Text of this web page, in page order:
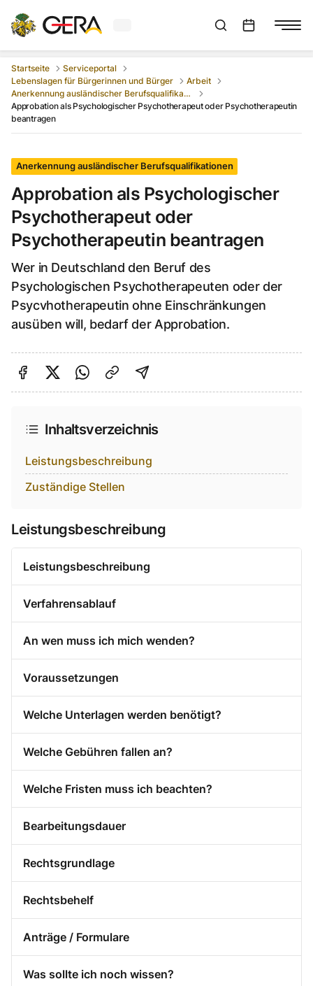
Aktuelles Wetter in GeraSuchleiste anzeigen
Startseite
Serviceportal
Lebenslagen für Bürgerinnen und Bürger
Arbeit
Anerkennung ausländischer Berufsqualifikationen
Approbation als Psychologischer Psychotherapeut oder Psychotherapeutin
beantragen
Anerkennung ausländischer Berufsqualifikationen
Approbation als Psychologischer
Psychotherapeut oder
Psychotherapeutin beantragen
Wer in Deutschland den Beruf des
Psychologischen Psychotherapeuten oder der
Psycvhotherapeutin ohne Einschränkungen
ausüben will, bedarf der Approbation.
Auf Facebook teilen
Auf Twitter teilen
Per Link teilen
shareViaEmail
Inhaltsverzeichnis
Leistungsbeschreibung
Zuständige Stellen
Leistungsbeschreibung
Leistungsbeschreibung
Verfahrensablauf
An wen muss ich mich wenden?
Voraussetzungen
Welche Unterlagen werden benötigt?
Welche Gebühren fallen an?
Welche Fristen muss ich beachten?
Bearbeitungsdauer
Rechtsgrundlage
Rechtsbehelf
Anträge / Formulare
Was sollte ich noch wissen?